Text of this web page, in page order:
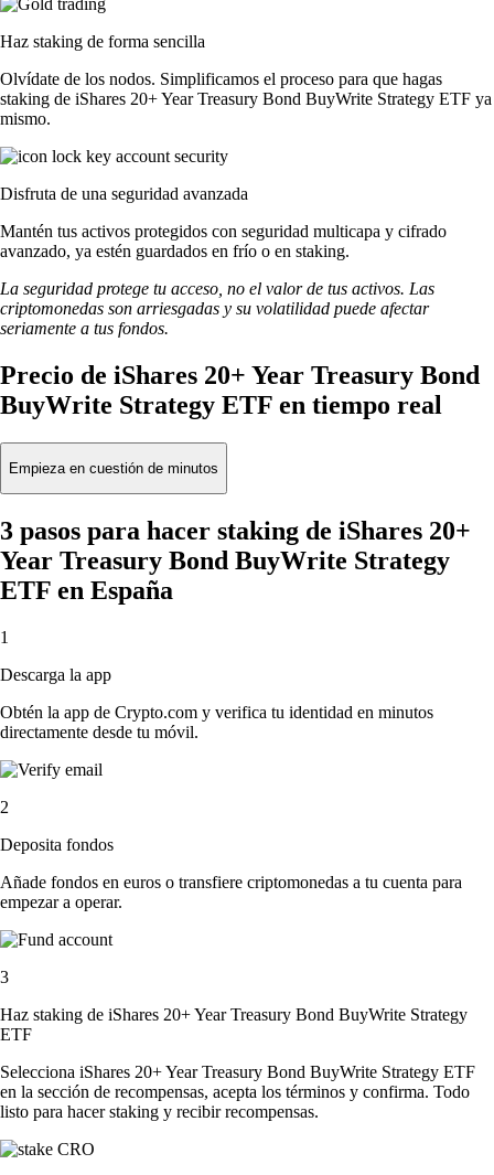
Haz staking de forma sencilla
Olvídate de los nodos. Simplificamos el proceso para que hagas
staking de iShares 20+ Year Treasury Bond BuyWrite Strategy ETF ya
mismo.
Disfruta de una seguridad avanzada
Mantén tus activos protegidos con seguridad multicapa y cifrado
avanzado, ya estén guardados en frío o en staking.
La seguridad protege tu acceso, no el valor de tus activos. Las
criptomonedas son arriesgadas y su volatilidad puede afectar
seriamente a tus fondos.
Precio de iShares 20+ Year Treasury Bond
BuyWrite Strategy ETF en tiempo real
Empieza en cuestión de minutos
3 pasos para hacer staking de iShares 20+
Year Treasury Bond BuyWrite Strategy
ETF en España
1
Descarga la app
Obtén la app de Crypto.com y verifica tu identidad en minutos
directamente desde tu móvil.
2
Deposita fondos
Añade fondos en euros o transfiere criptomonedas a tu cuenta para
empezar a operar.
3
Haz staking de iShares 20+ Year Treasury Bond BuyWrite Strategy
ETF
Selecciona iShares 20+ Year Treasury Bond BuyWrite Strategy ETF
en la sección de recompensas, acepta los términos y confirma. Todo
listo para hacer staking y recibir recompensas.